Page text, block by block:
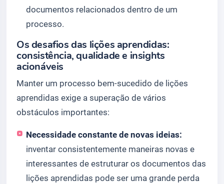
documentos relacionados dentro de um
processo.
Os desafios das lições aprendidas:
consistência, qualidade e insights
acionáveis
Manter um processo bem-sucedido de lições
aprendidas exige a superação de vários
obstáculos importantes:
Necessidade constante de novas ideias:
inventar consistentemente maneiras novas e
interessantes de estruturar os documentos das
lições aprendidas pode ser uma grande perda